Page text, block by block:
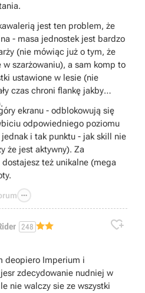
jest ten problem, że
- masa jednostek jest bardzo
(nie mówiąc już o tym, że
szarżowaniu), a sam komp to
ustawione w lesie (nie
czas chroni flankę jakby
ekranu - odblokowują się
odpowiedniego poziomu
i tak punktu - jak skill nie
że jest aktywny). Za
też unikalne (mega

248 
deopiero Imperium i
zdecydowanie nudniej w
nie walczy sie ze wszystki